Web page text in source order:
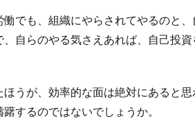
でも、組織にやらされてやるのと
自らのやる気さえあれば、自己投
うが、効率的な面は絶対にあると
するのではないでしょうか。